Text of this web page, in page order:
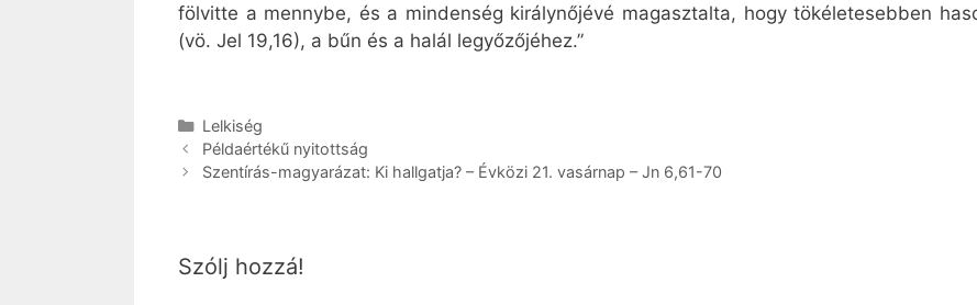
fölvitte a mennybe, és a mindenség királynőjévé magasztalta, hogy tökéletesebben
(vö. Jel 19,16), a bűn és a halál legyőzőjéhez.”
Kategória
Lelkiség
Példaértékű nyitottság
Szentírás-magyarázat: Ki hallgatja? – Évközi 21. vasárnap – Jn 6,61-70
Szólj hozzá!